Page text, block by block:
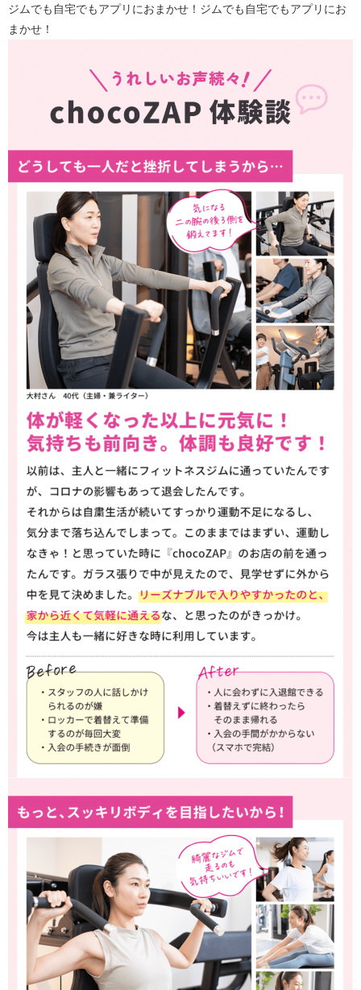
ジムでも自宅でもアプリにおまかせ！ジムでも自宅でもアプリにお
まかせ！